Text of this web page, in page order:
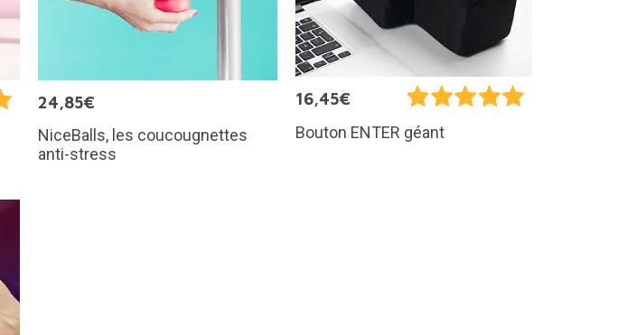
24,85€
NiceBalls, les coucougnettes
anti-stress
16,45€
Bouton ENTER géant